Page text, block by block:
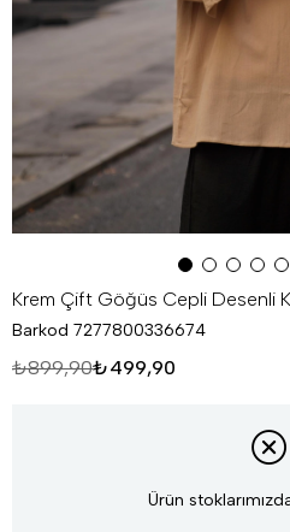
Krem Çift Göğüs Cepli Desenli
Barkod 7277800336674
₺899,90₺499,90
Ürün